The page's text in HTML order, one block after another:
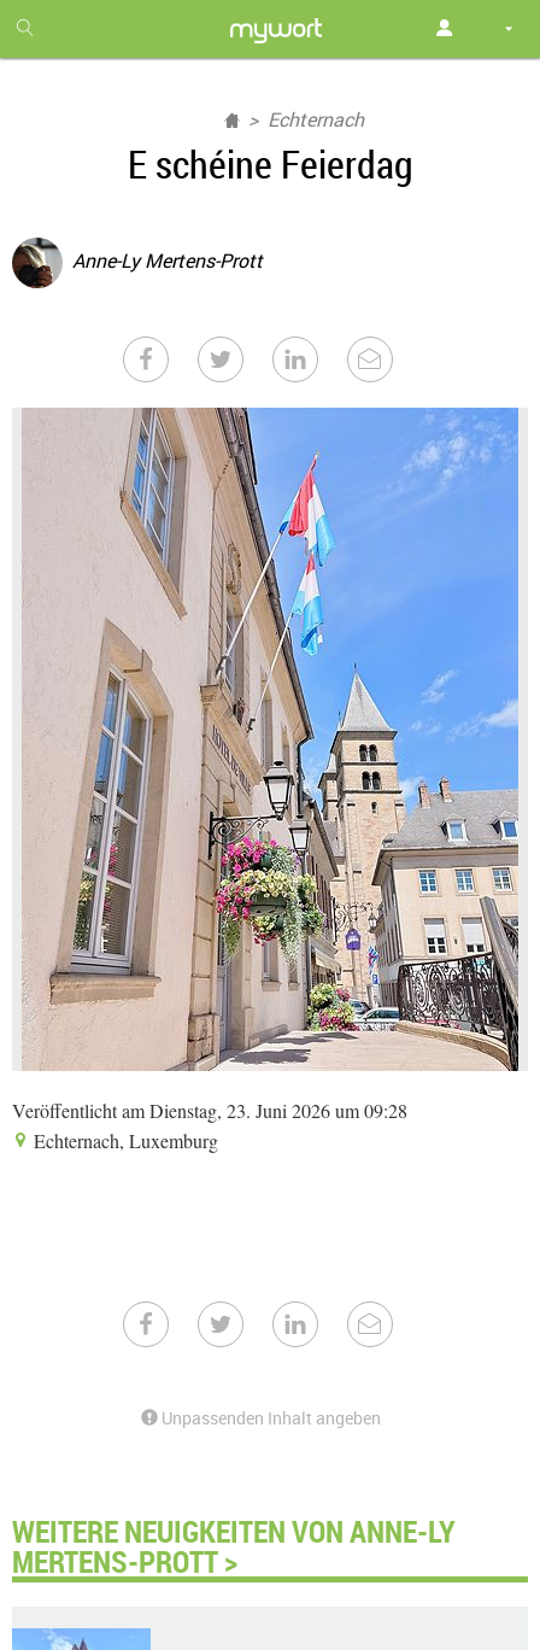
month
free
Echternach
E schéine Feierdag
Anne-Ly Mertens-Prott
Veröffentlicht am Dienstag, 23. Juni 2026 um 09:28
Echternach, Luxemburg
Unpassenden Inhalt angeben
WEITERE NEUIGKEITEN VON ANNE-LY
MERTENS-PROTT >